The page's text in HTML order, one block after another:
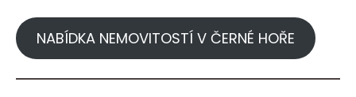
NABÍDKA NEMOVITOSTÍ V ČERNÉ HOŘE